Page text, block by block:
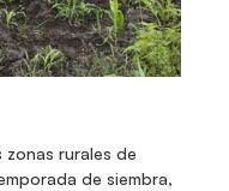
rurales de
de siembra,